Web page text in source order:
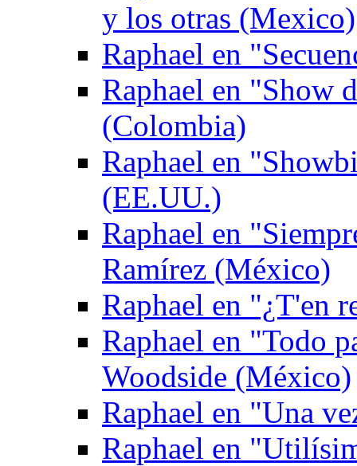
y los otras (Mexico)
Raphael en
Raphael en "Show
(Colombia)
Raphael en
(EE.UU.)
Raphael en
Ramírez (México)
Raphael en "¿T'en
Raphael en "Todo
Woodside (México)
Raphael en "Una
Raphael en